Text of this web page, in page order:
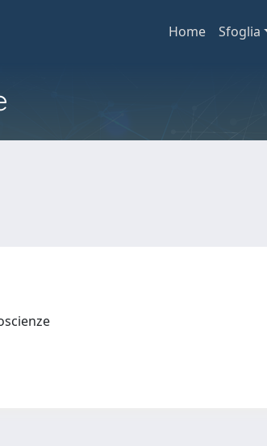
Home Sfoglia